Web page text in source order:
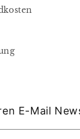
E-Mail